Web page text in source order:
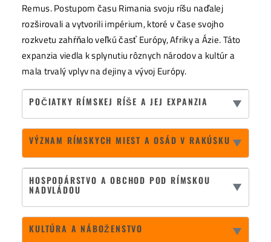
Remus. Postupom času Rimania svoju ríšu naďalej
rozširovali a vytvorili impérium, ktoré v čase svojho
rozkvetu zahŕňalo veľkú časť Európy, Afriky a Ázie. Táto
expanzia viedla k splynutiu rôznych národov a kultúr a
mala trvalý vplyv na dejiny a vývoj Európy.
POČIATKY RÍMSKEJ RÍŠE A JEJ EXPANZIA ▼
fascinujúcej minulosti
Rimania zanechali nielen vo svojom srdci, ale aj na
dobytých územiach početné stopy, ktoré sú dodnes
viditeľné a charakterizujú históriu týchto regiónov.
Rimania v Rakúsku: expanzia a vznik
provincií
VÝZNAM RÍMSKYCH MIEST A OSÁD V RAKÚSKU ▼
Rimania založili v Rakúsku impozantné mestá a
osady, z ktorých niektoré sa stali dôležitými
centrami správy, hospodárstva a kultúry. Tieto
mestá, vrátane Vindobony (dnešná Viedeň),
Carnuntum a Virunum, mali hlboký vplyv na región a
HOSPODÁRSTVO A OBCHOD POD RÍMSKOU
NADVLÁDOU ▼
Za rímskej nadvlády zažilo Rakúsko rozkvet
hospodárstva a obchodu. Rimania so sebou priniesli
KULTÚRA A NÁBOŽENSTVO ▼